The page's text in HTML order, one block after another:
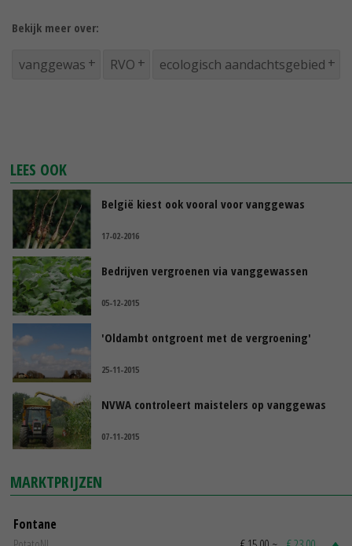
Bekijk meer over:
vanggewas RVO ecologisch aandachtsgebied
LEES OOK
België kiest ook vooral voor vanggewas
17-02-2016
Bedrijven vergroenen via vanggewassen
05-12-2015
'Oldambt ontgroent met de vergroening'
25-11-2015
NVWA controleert maistelers op vanggewas
07-11-2015
MARKTPRIJZEN
Fontane